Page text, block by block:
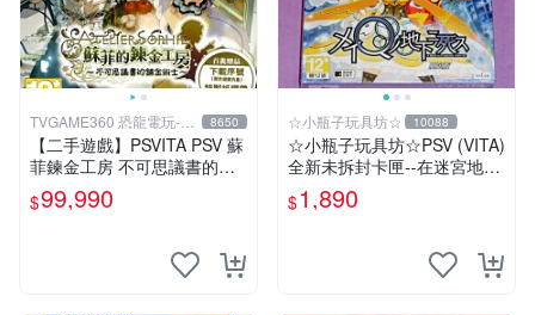
TVGAME360 恐龍電玩-台
中店
8650
【二手遊戲】PSVITA PSV 蘇
菲鍊金工房 不可思議書的鍊
金術士 中文版【台中恐龍電
玩】
$99,990
☆小瓶子玩具坊☆ 10088
☆小瓶子玩具坊☆PSV (VITA)
全新未拆封卡匣--在迷宮地下
死去 限定版 (亞版日文版)
$1,890